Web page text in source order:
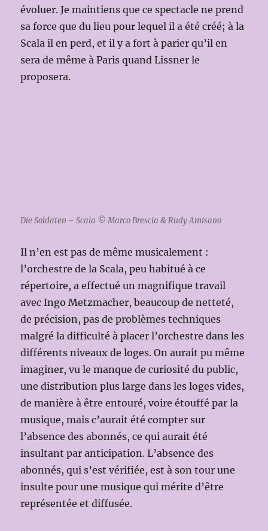
évoluer. Je maintiens que ce spectacle ne prend
sa force que du lieu pour lequel il a été créé; à la
Scala il en perd, et il y a fort à parier qu’il en
sera de même à Paris quand Lissner le
proposera.
Die Soldaten – Scala © Marco Brescia & Rudy Amisano
Il n’en est pas de même musicalement :
l’orchestre de la Scala, peu habitué à ce
répertoire, a effectué un magnifique travail
avec Ingo Metzmacher, beaucoup de netteté,
de précision, pas de problèmes techniques
malgré la difficulté à placer l’orchestre dans les
différents niveaux de loges. On aurait pu même
imaginer, vu le manque de curiosité du public,
une distribution plus large dans les loges vides,
de manière à être entouré, voire étouffé par la
musique, mais c’aurait été compter sur
l’absence des abonnés, ce qui aurait été
insultant par anticipation. L’absence des
abonnés, qui s’est vérifiée, est à son tour une
insulte pour une musique qui mérite d’être
représentée et diffusée.